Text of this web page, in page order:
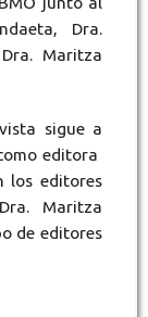
Dra.
Maritza
sigue a
editora
los editores
Maritza
de editores